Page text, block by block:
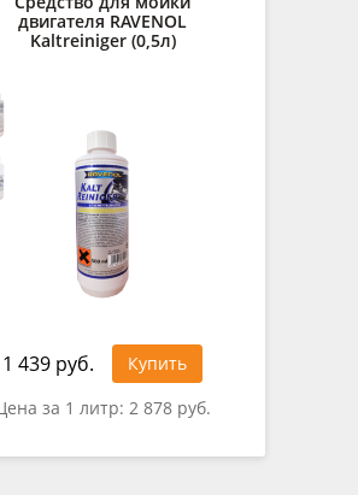
двигателя RAVENOL
Kaltreiniger (0,5л)
1 439 руб.
Купить
за 1 литр: 2 878 руб.